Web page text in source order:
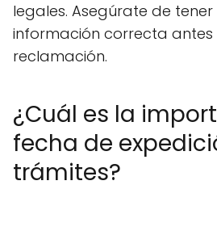
legales. Asegúrate de
información correcta
reclamación.
¿Cuál es la
fecha de
trámites?